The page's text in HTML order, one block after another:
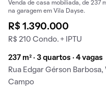
Venda de casa mobiliada, de 237
na garagem em Vila Dayse.
R$ 1.390.000
R$ 210 Condo. + IPTU
237 m² · 3 quartos · 4 vagas
Rua Edgar Gérson Barbosa,
Campo